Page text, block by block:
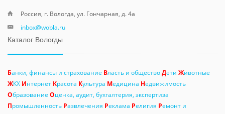
Россия, г. Вологда, ул. Гончарная, д. 4а
inbox@wobla.ru
Каталог Вологды
Банки, финансы и страхование Власть и обществоДети Животные
ЖКХ Интернет Красота Культура Медицина Недвижимость
Образование Оценка, аудит, бухгалтерия, экспертиза
Промышленность Развлечения Реклама Религия Ремонт и